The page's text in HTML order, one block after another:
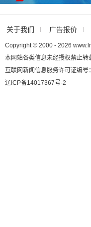
关于我们 广告报价
Copyright © 2000 - 2026
本网站各类信息未经授权禁止
互联网新闻信息服务许可证编
辽ICP备14017367号-2